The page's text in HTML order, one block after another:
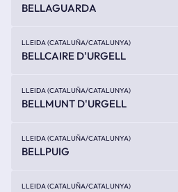
BELLAGUARDA
LLEIDA (CATALUÑA/CATALUNYA)
BELLCAIRE D'URGELL
LLEIDA (CATALUÑA/CATALUNYA)
BELLMUNT D'URGELL
LLEIDA (CATALUÑA/CATALUNYA)
BELLPUIG
LLEIDA (CATALUÑA/CATALUNYA)